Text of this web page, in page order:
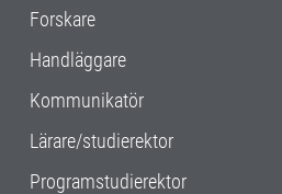
Forskare
Handläggare
Kommunikatör
Lärare/studierektor
Programstudierektor